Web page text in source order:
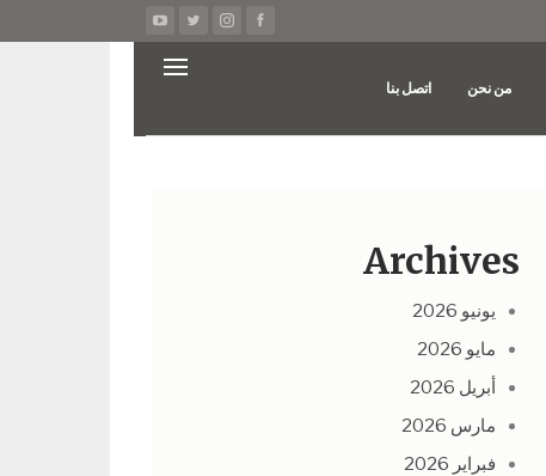
من نحن اتصل بنا
Archives
يونيو 2026
مايو 2026
أبريل 2026
مارس 2026
فبراير 2026